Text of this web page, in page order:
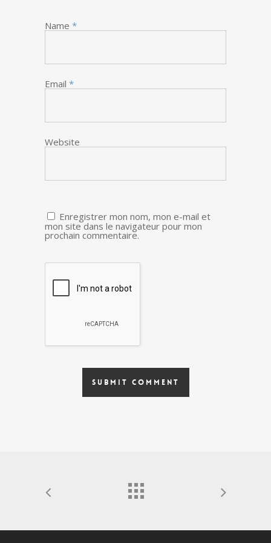
Name *
Email *
Website
Enregistrer mon nom, mon e-mail et
mon site dans le navigateur pour mon
prochain commentaire.